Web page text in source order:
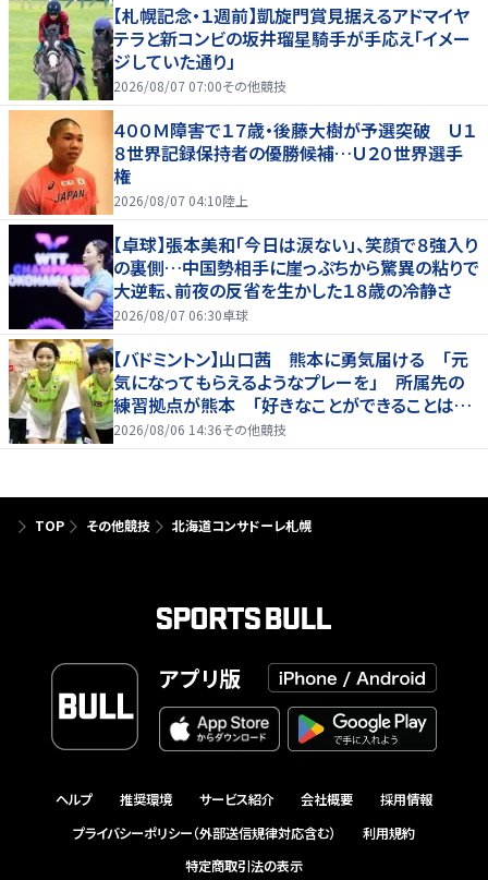
【札幌記念・１週前】凱旋門賞見据えるアドマイヤ
テラと新コンビの坂井瑠星騎手が手応え「イメー
ジしていた通り」
2026/08/07 07:00その他競技
４００Ｍ障害で１７歳・後藤大樹が予選突破 Ｕ１
８世界記録保持者の優勝候補…Ｕ２０世界選手
権
2026/08/07 04:10陸上
【卓球】張本美和「今日は涙ない」、笑顔で８強入り
の裏側…中国勢相手に崖っぷちから驚異の粘りで
大逆転、前夜の反省を生かした１８歳の冷静さ
2026/08/07 06:30卓球
【バドミントン】山口茜 熊本に勇気届ける 「元
気になってもらえるようなプレーを」 所属先の
練習拠点が熊本 「好きなことができることは当
たり前じゃない」
2026/08/06 14:36その他競技
TOP その他競技 北海道コンサドーレ札幌
アプリ版
ヘルプ 推奨環境 サービス紹介 会社概要
採用情報
プライバシーポリシー（外部送信規律対応含む）
利用規約
特定商取引法の表示